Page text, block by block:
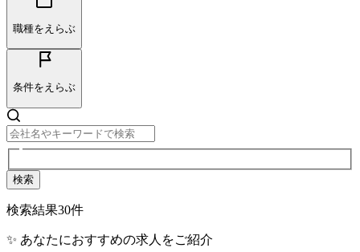
職種をえらぶ
条件をえらぶ
検索
検索結果30件
✨ あなたにおすすめの求人をご紹介